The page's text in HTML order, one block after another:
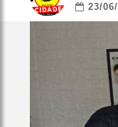
23/